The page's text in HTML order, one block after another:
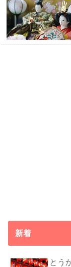
新着
とう